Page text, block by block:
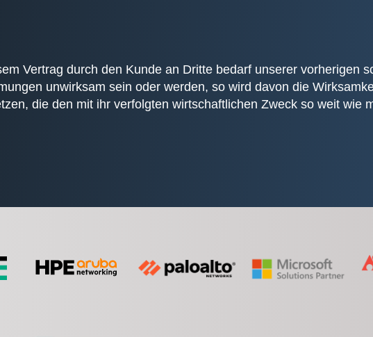
Vertrag durch den Kunde an Dritte bedarf unserer vorherigen
unwirksam sein oder werden, so wird davon die
die den mit ihr verfolgten wirtschaftlichen Zweck so weit wie